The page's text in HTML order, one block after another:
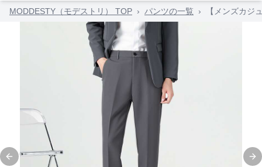
MODDESTY（モデストリ） TOP › パンツの一覧 › 【メンズカジ
Previous slide